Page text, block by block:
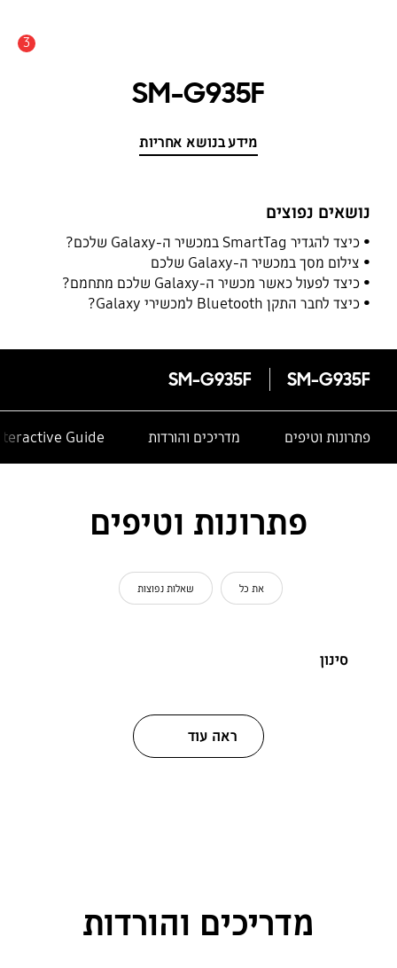
3
SM-G935F
מידע בנושא אחריות
נושאים נפוצים
כיצד להגדיר SmartTag במכשיר ה-Galaxy שלכם?
צילום מסך במכשיר ה-Galaxy שלכם
כיצד לפעול כאשר מכשיר ה-Galaxy שלכם מתחמם?
כיצד לחבר התקן Bluetooth למכשירי Galaxy?
SM-G935F
SM-G935F
פתרונות וטיפים מדריכים והורדות Guide
פתרונות וטיפים
את כל שאלות נפוצות
סינון
ראה עוד
מדריכים והורדות